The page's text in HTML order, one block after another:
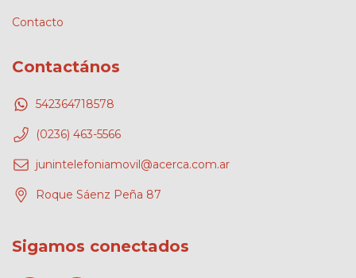
Contacto
Contactános
542364718578
(0236) 463-5566
junintelefoniamovil@acerca.com.ar
Roque Sáenz Peña 87
Sigamos conectados